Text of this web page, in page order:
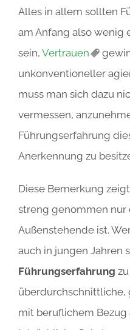
Alles in allem sollten
am Anfang also wenig
sein, Vertrauen
unkonventioneller
muss man sich dazu
vermessen,
Führungserfahrung
Anerkennung zu
Diese Bemerkung
streng genommen nur
Außenstehende ist.
auch in jungen Jahren
Führungserfahrung
überdurchschnittliche,
mit beruflichem Bezug